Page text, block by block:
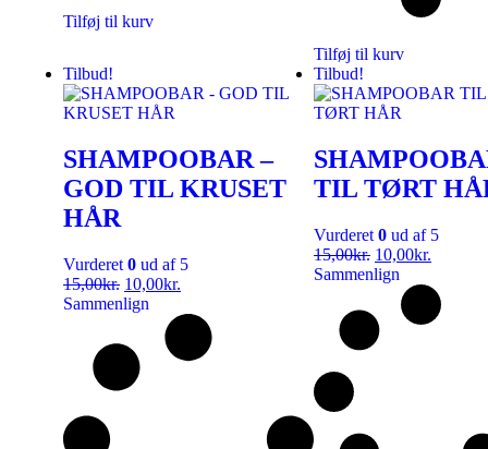
Tilføj til kurv
Tilføj til kurv
Tilbud!
SHAMPOOBAR –
GOD TIL KRUSET
HÅR
Vurderet 0 ud af 5
15,00kr. 10,00kr.
Sammenlign
Tilbud!
TIL TØRT
Vurderet 0 ud af 5
15,00kr. 10,00kr.
Sammenlign